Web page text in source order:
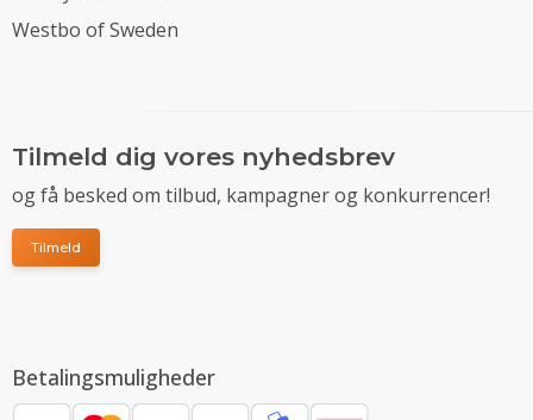
Westbo of Sweden
Tilmeld dig vores nyhedsbrev
og få besked om tilbud, kampagner og konkurrencer!
Tilmeld
Betalingsmuligheder